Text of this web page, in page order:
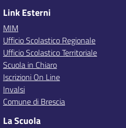
Link Esterni
MIM
Ufficio Scolastico Regionale
Ufficio Scolastico Territoriale
Scuola in Chiaro
Iscrizioni On Line
Invalsi
Comune di Brescia
La Scuola